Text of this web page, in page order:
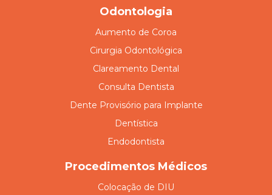
Odontologia
Aumento de Coroa
Cirurgia Odontológica
Clareamento Dental
Consulta Dentista
Dente Provisório para Implante
Dentística
Endodontista
Procedimentos Médicos
Colocação de DIU